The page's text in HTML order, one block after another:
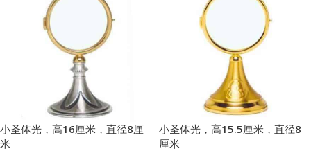
小圣体光，高16厘米，直径8厘
米
小圣体光，高15.5厘米，直径8
厘米